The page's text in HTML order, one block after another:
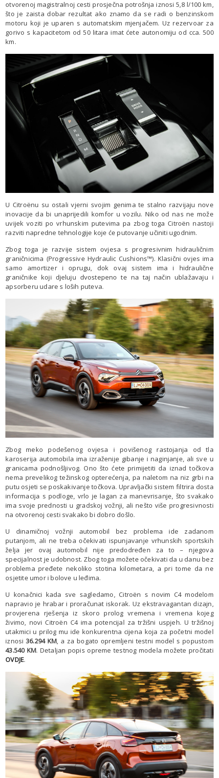
otvorenoj magistralnoj cesti prosječna potrošnja iznosi 5,8 l/100 km,
što je zaista dobar rezultat ako znamo da se radi o benzinskom
motoru koji je uparen s automatskim mjenjačem. Uz rezervoar za
gorivo s kapacitetom od 50 litara imat ćete autonomiju od cca. 500
km.
U Citroënu su ostali vjerni svojim genima te stalno razvijaju nove
inovacije da bi unaprijedili komfor u vozilu. Niko od nas ne može
uvijek voziti po vrhunskim putevima pa zbog toga Citroën nastoji
razviti napredne tehnologije koje će putovanje učiniti ugodnim.
Zbog toga je razvije sistem ovjesa s progresivnim hidrauličnim
graničnicima (Progressive Hydraulic Cushions™). Klasični ovjes ima
samo amortizer i oprugu, dok ovaj sistem ima i hidraulične
graničnike koji djeluju dvostepeno te na taj način ublažavaju i
apsorberu udare s loših puteva.
Zbog meko podešenog ovjesa i povišenog rastojanja od tla
karoserija automobila ima izraženije gibanje i naginjanje, ali sve u
granicama podnošljivog. Ono što ćete primijetiti da iznad točkova
nema prevelikog težinskog opterećenja, pa naletom na niz grbi na
putu osjeti se poskakivanje točkova. Upravljački sistem filtrira dosta
informacija s podloge, vrlo je lagan za manevrisanje, što svakako
ima svoje prednosti u gradskoj vožnji, ali nešto više progresivnosti
na otvorenoj cesti svakako bi dobro došlo.
U dinamičnoj vožnji automobil bez problema ide zadanom
putanjom, ali ne treba očekivati ispunjavanje vrhunskih sportskih
želja jer ovaj automobil nije predodređen za to – njegova
specijalnost je udobnost. Zbog toga možete očekivati da u danu bez
problema pređete nekoliko stotina kilometara, a pri tome da ne
osjetite umor i bolove u leđima.
U konačnici kada sve sagledamo, Citroën s novim C4 modelom
napravio je hrabar i proračunat iskorak. Uz ekstravagantan dizajn,
provjerena rješenja iz skoro prolog vremena i vremena kojeg
živimo, novi Citroën C4 ima potencijal za tržišni uspjeh. U tržišnoj
utakmici u prilog mu ide konkurentna cijena koja za početni model
iznosi36.294 KM, a za bogato opremljeni testni model s popustom
43.540 KM. Detaljan popis opreme testnog modela možete pročitati
OVDJE.